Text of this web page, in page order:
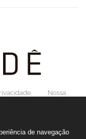
Nossa
de navegação